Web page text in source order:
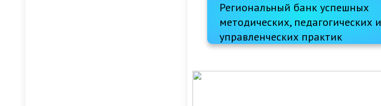
Региональный банк успешных
методических, педагогических и
управленческих практик